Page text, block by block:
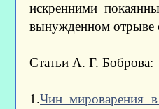
искренними
вынужденном отрыве
Статьи А. Г. Боброва:
1.Чин мироварения